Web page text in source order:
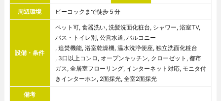
周辺環境 ピーコックまで徒歩５分
設備・条件
ペット可, 食器洗い, 洗髪洗面化粧台, シャワー, 浴室TV,
バス・トイレ別, 公営水道, バルコニー
, 追焚機能, 浴室乾燥機, 温水洗浄便座, 独立洗面化粧台
, 3口以上コンロ, オープンキッチン, クローゼット, 都市
ガス, 全居室フローリング, インターネット対応, モニタ付
きインターホン, 2面採光, 全室2面採光
備考